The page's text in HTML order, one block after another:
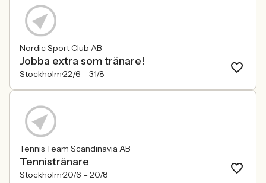
Nordic Sport Club AB
Jobba extra som tränare!
Stockholm22/6 – 31/8
Tennis Team Scandinavia AB
Tennistränare
Stockholm20/6 – 20/8